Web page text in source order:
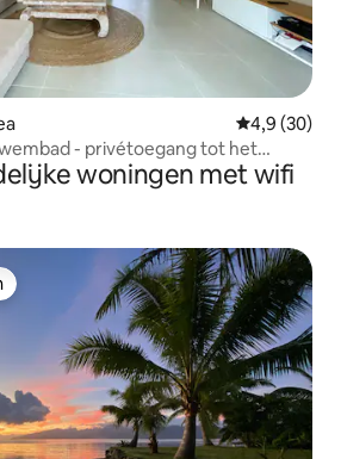
Gemiddelde
4,9 (30)
- privétoegang tot het
woningen met wifi